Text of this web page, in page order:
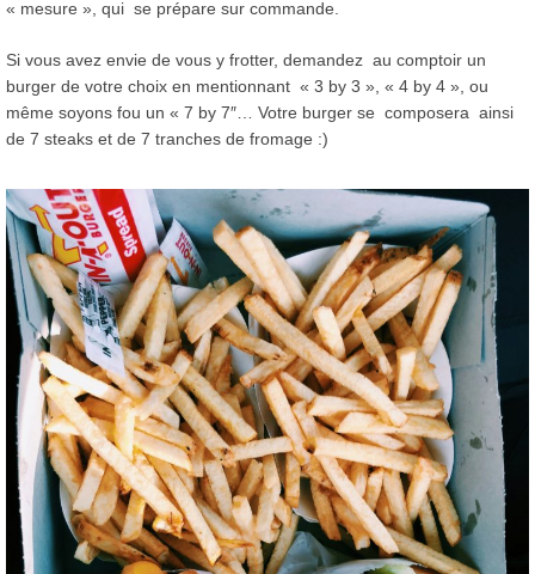
« mesure », qui se prépare sur commande.
Si vous avez envie de vous y frotter, demandez au comptoir un
burger de votre choix en mentionnant « 3 by 3 », « 4 by 4 », ou
même soyons fou un « 7 by 7″… Votre burger se composera ainsi
de 7 steaks et de 7 tranches de fromage :)